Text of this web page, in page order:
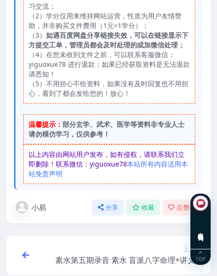
习交流；
（2）学分仅用来维持网站运营，性质为用户友情赞
助，并非购买文件费用（1元=1学分）；
（3） 如遇百度网盘分享链接失效，可以在链接显示下
方提交工单，管理员都会及时处理的或加微信处理；
（4）在您未收到文件之前，可以联系客服微信：
yiguoxue78 进行退款；如果已经获取资料是无法退款
请悉知！
（5）不用担心不给资料，如果没有及时回复也不用担
心，看到了都会发给您的！放心！
温馨提示： 部分玄学、武术、医学等资料非专业人士
请勿模仿学习，仅供参考！
以上内容由网站用户发布，如有侵权，请联系我们立
即删除！联系微信：yiguoxue78本站所有内容适用本
站免责声明
小易 分享 收藏 点赞( 0)
上一篇
素水第五期录音 素水 盲派八字命理+讲义资
TOP